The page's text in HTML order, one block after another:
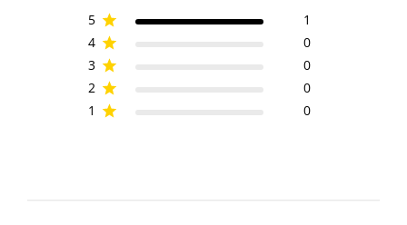
5
1
4
0
3
0
2
0
1
0